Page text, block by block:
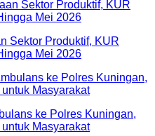
Sektor Produktif, KUR
Mei 2026
ke Polres Kuningan,
Masyarakat